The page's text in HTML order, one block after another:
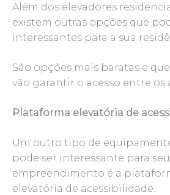
Além dos elevadores
existem outras opções que
interessantes para a sua
São opções mais baratas e
vão garantir o acesso entre os
Plataforma elevatória de
Um outro tipo de
pode ser interessante para seu
empreendimento é a
elevatória de acessibilidade.